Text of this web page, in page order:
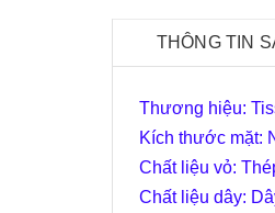
THÔNG TIN
Thương hiệu:
Kích thước mặt:
Chất liệu vỏ:
Chất liệu dây: